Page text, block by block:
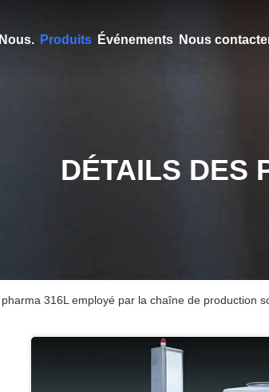
Produits Événements Nous
DÉTAILS DES
316L employé par la chaîne de production